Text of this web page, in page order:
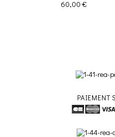
Prix
60,00 €
PAIEMENT